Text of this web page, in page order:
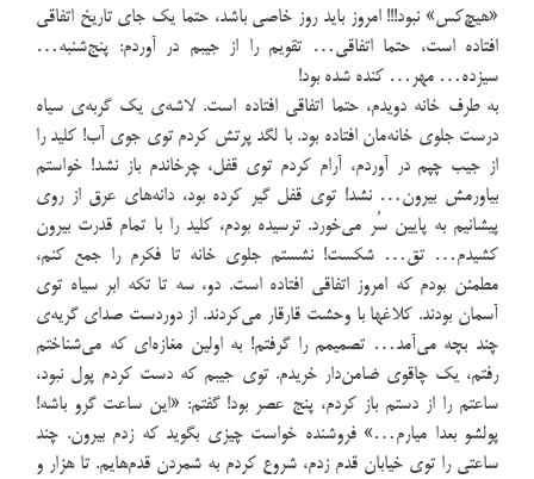
«هیچ‌کس» نبود!!! امروز باید روز خاصی باشد، حتما یک جای تاریخ اتفاقی
افتاده است، حتما اتفاقی… تقویم را از جیبم در آوردم: پنج‌شنبه…
سیزده… مهر… کنده شده بود!
به طرف خانه دویدم، حتما اتفاقی افتاده است. لاشه‌ی یک گربه‌ی سیاه
درست جلوی خانه‌مان افتاده بود. با لگد پرتش کردم توی جوی آب! کلید را
از جیب چپم در آوردم، آرام کردم توی قفل، چرخاندم باز نشد! خواستم
بیاورمش بیرون… نشد! توی قفل گیر کرده بود، دانه‌های عرق از روی
پیشانیم به پایین سُر می‌خورد. ترسیده بودم، کلید را با تمام قدرت بیرون
کشیدم… تق… شکست! نشستم جلوی خانه تا فکرم را جمع کنم،
مطمئن بودم که امروز اتفاقی افتاده است. دو، سه تا تکه ابر سیاه توی
آسمان بودند. کلاغها با وحشت قارقار می‌کردند. از دوردست صدای گریه‌ی
چند بچه می‌آمد… تصمیمم را گرفتم! به اولین مغازه‌ای که می‌شناختم
رفتم، یک چاقوی ضامن‌دار خریدم. توی جیبم که دست کردم پول نبود،
ساعتم را از دستم باز کردم، پنج عصر بود! گفتم: «این ساعت گرو باشه!
پولشو بعدا میارم…» فروشنده خواست چیزی بگوید که زدم بیرون. چند
ساعتی را توی خیابان قدم زدم، شروع کردم به شمردن قدم‌هایم. تا هزار و